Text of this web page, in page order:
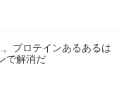
プロテインあるあるは
で解消だ